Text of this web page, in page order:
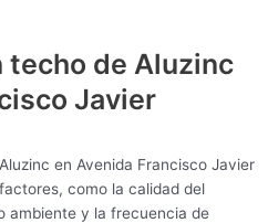
techo de Aluzinc
Javier
en Avenida Francisco Javier
como la calidad del
ambiente y la frecuencia de